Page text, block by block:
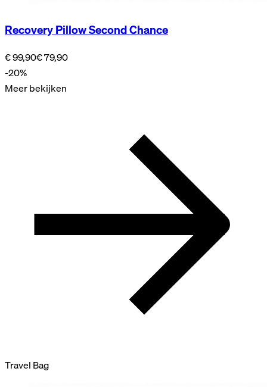
Recovery Pillow Second Chance
€ 99,90€ 79,90
-20%
Meer bekijken
Travel Bag